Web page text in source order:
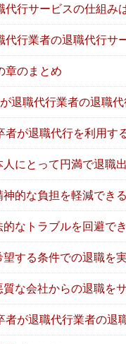
代行サービスの仕組み
代行業者の退職代行サ
章のまとめ
退職代行業者の退職
者が退職代行を利用す
人にとって円満で退職
神的な負担を軽減できる
的なトラブルを回避で
望する条件での退職を
質な会社からの退職を
者が退職代行業者の退